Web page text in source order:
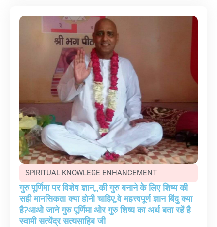
SPIRITUAL KNOWLEGE ENHANCEMENT
गुरु पूर्णिमा पर विशेष ज्ञान,,की गुरु बनाने के लिए शिष्य की
सही मानसिकता क्या होनी चाहिए,वे महत्त्वपूर्ण ज्ञान बिंदु क्या
है?आओ जाने गुरु पूर्णिमा ओर गुरु शिष्य का अर्थ बता रहें है
स्वामी सत्येंद्र सत्यसाहिब जी